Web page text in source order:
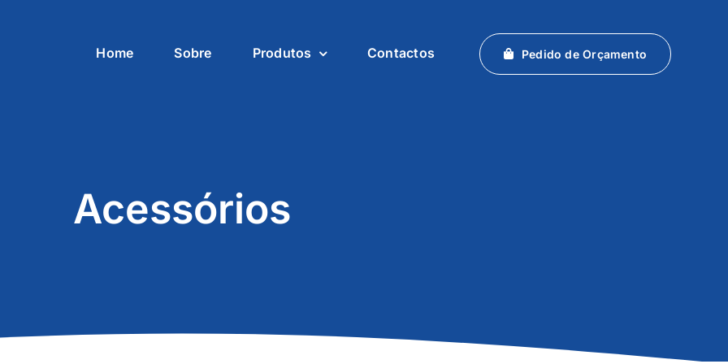
Home Sobre Produtos Contactos Pedido de Orçamento
Acessórios